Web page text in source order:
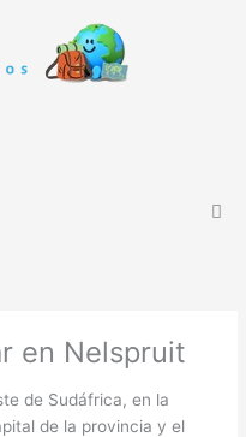
en Nelspruit
de Sudáfrica, en la
de la provincia y el